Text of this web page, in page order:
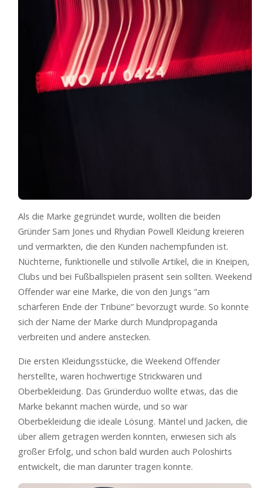
Als die Marke gegründet wurde, wollten die beiden
Gründer Sam Jones und Rhydian Powell Kleidung kreieren
und vermarkten, die den Kunden nachempfunden ist.
Nüchterne, funktionelle und stilvolle Artikel, die in Kneipen,
Clubs und bei Fußballspielen präsent sein sollten. Weekend
Offender war eine Marke, die von den Jungs “am
schärferen Ende der Tribüne” bevorzugt wurde. So konnte
sich der Name der Marke durch Mundpropaganda
verbreiten und andere anstecken.
Die ersten Kleidungsstücke, die Weekend Offender
herstellte, waren hochwertige Strickwaren und
Oberbekleidung. Das Gründerduo wollte etwas, das die
Marke bekannt machen würde, und so war
Oberbekleidung die ideale Lösung. Mäntel und Jacken, die
über allem getragen werden konnten, erwiesen sich als
großer Erfolg, und schon bald wurden auch Poloshirts
entwickelt, die man darunter tragen konnte.